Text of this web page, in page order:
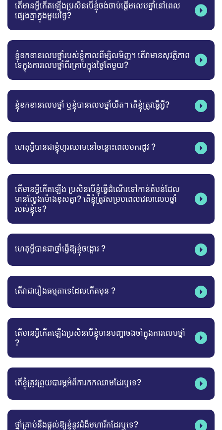
តើមានអ្វីកើតឡើងប្រសិនបើខ្ញុំចង់ចាប់ផ្តើមលេបថ្នាំនៅពេល
ផ្សេងគ្នាក្នុងមួយថ្ងៃ?
​ខ្ញុំខកខានលេបថ្នាំរបស់ខ្ញុំកាលពីម្សិលមិញ។ តើវាមានសុវត្ថិភាព
ទេក្នុងការលេបថ្នាំពីរគ្រាប់ក្នុងថ្ងៃតែមួយ?
​ខ្ញុំខកខានលេបថ្នាំ ឬខ្ញុំបានលេបថ្នាំយឺត។ តើខ្ញុំត្រូវធ្វើអ្វី?
ហេតុអ្វីបានជាខ្ញុំហូរឈាមនៅចន្លោះពេលមករដូវ ?
​តើមានអ្វីកើតឡើង ប្រសិនបើខ្ញុំធ្វើដំណើរទៅកាន់តំបន់ដែល
មានល្វែងម៉ោងខុសគ្នា? តើខ្ញុំត្រូវសម្របពេលវេលាលេបថ្នាំ
របស់ខ្ញុំទេ?
ហេតុអ្វីបានជាថ្នាំធ្វើឱ្យខ្ញុំចង្អោរ ?
តើវាជារឿងធម្មតាទេដែលកើតមុន ?
តើមានអ្វីកើតឡើងប្រសិនបើខ្ញុំមានបញ្ហាចងចាំក្នុងការលេបថ្នាំ
?
តើខ្ញុំត្រូវព្រួយបារម្ភអំពីការកកឈាមដែរឬទេ?
ថ្នាំគ្រាប់នឹងផ្ដល់ឱ្យខ្ញុំនូវជំងឺមហារីកដែរឬទេ?